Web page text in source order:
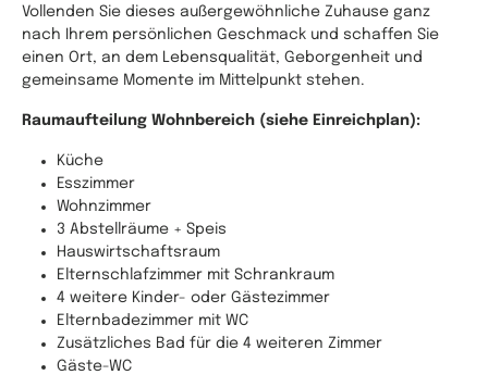
Vollenden Sie dieses außergewöhnliche Zuhause ganz
nach Ihrem persönlichen Geschmack und schaffen Sie
einen Ort, an dem Lebensqualität, Geborgenheit und
gemeinsame Momente im Mittelpunkt stehen.
Raumaufteilung Wohnbereich (siehe Einreichplan):
Küche
Esszimmer
Wohnzimmer
3 Abstellräume + Speis
Hauswirtschaftsraum
Elternschlafzimmer mit Schrankraum
4 weitere Kinder- oder Gästezimmer
Elternbadezimmer mit WC
Zusätzliches Bad für die 4 weiteren Zimmer
Gäste-WC